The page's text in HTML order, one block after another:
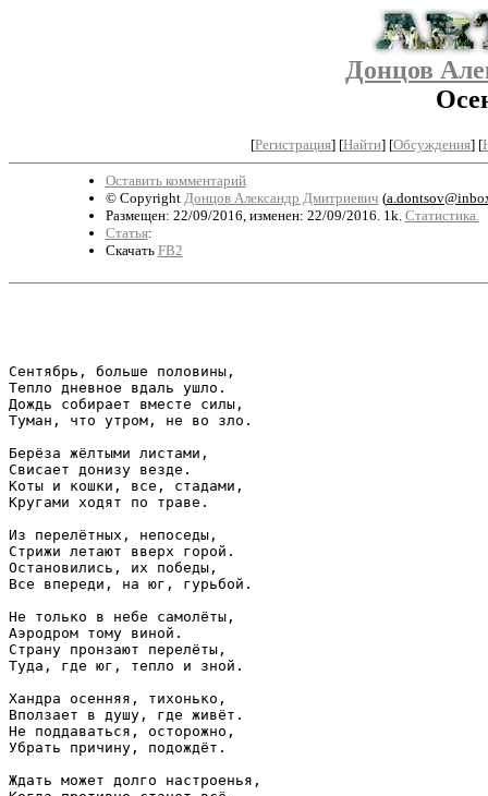
Донцов
[Регистрация] [Найти] [Обсуждения] [
Оставить комментарий
© Copyright Донцов Александр Дмитриевич (
Размещен: 22/09/2016, изменен: 22/09/2016. 1k. Статистика.
Статья:
Скачать FB2
Сентябрь, больше половины,
Тепло дневное вдаль ушло.
Дождь собирает вместе силы,
Туман, что утром, не во зло.
Берёза жёлтыми листами,
Свисает донизу везде.
Коты и кошки, все, стадами,
Кругами ходят по траве.
Из перелётных, непоседы,
Стрижи летают вверх горой.
Остановились, их победы,
Все впереди, на юг, гурьбой.
Не только в небе самолёты,
Аэродром тому виной.
Страну пронзают перелёты,
Туда, где юг, тепло и зной.
Хандра осенняя, тихонько,
Вползает в душу, где живёт.
Не поддаваться, осторожно,
Убрать причину, подождёт.
Ждать может долго настроенья,